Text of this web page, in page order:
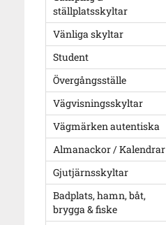
ställplatsskyltar
Vänliga skyltar
Student
Övergångsställe
Vägvisningsskyltar
Vägmärken autentiska
Almanackor / Kalendrar
Gjutjärnsskyltar
Badplats, hamn, båt,
brygga & fiske